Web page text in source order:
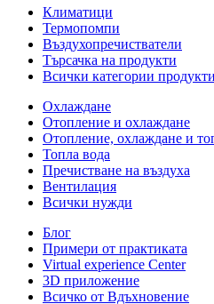
Климатици
Термопомпи
Въздухопречистватели
Търсачка на продукти
Всички категории продукти
Охлаждане
Отопление и охлаждане
Отопление, охлаждане и
Топла вода
Пречистване на въздуха
Вентилация
Всички нужди
Блог
Примери от практиката
Virtual experience Center
3D приложение
Всичко от Вдъхновение